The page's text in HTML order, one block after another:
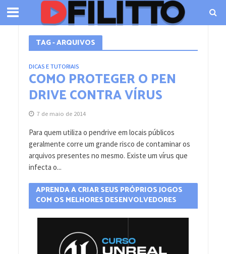
TAG - ARQUIVOS
DICAS E TUTORIAIS
COMO PROTEGER O PEN
DRIVE CONTRA VÍRUS
7 de maio de 2014
Para quem utiliza o pendrive em locais públicos
geralmente corre um grande risco de contaminar os
arquivos presentes no mesmo. Existe um vírus que
infecta o...
APRENDA A CRIAR SEUS PRÓPRIOS JOGOS
COM OS MELHORES DESENVOLVEDORES